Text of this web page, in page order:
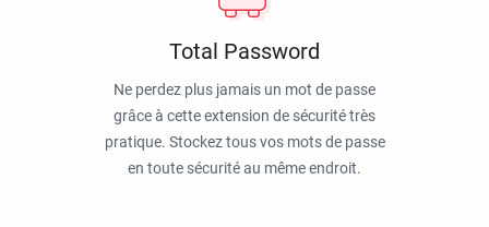
Total Password
Ne perdez plus jamais un mot de passe
grâce à cette extension de sécurité très
pratique. Stockez tous vos mots de passe
en toute sécurité au même endroit.